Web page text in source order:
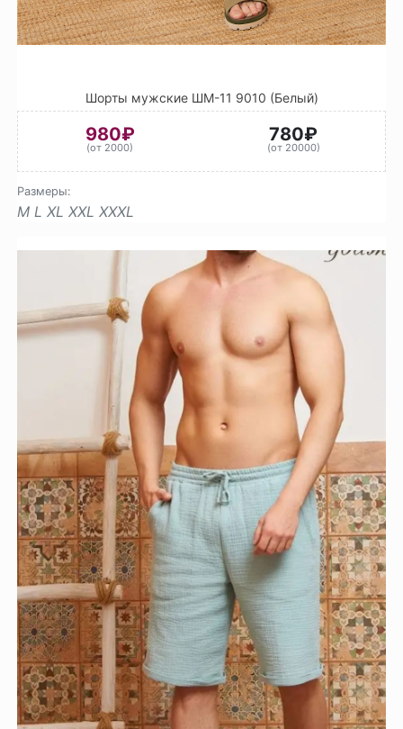
Шорты мужские ШМ-11 9010 (Белый)
980₽
(от 2000)
780₽
(от 20000)
Размеры:
M L XL XXL XXXL